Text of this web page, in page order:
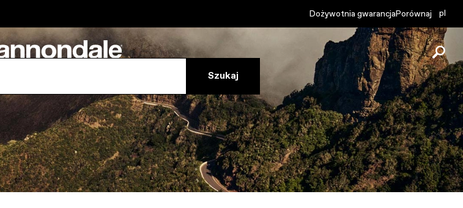
Dożywotnia gwarancjaPorównaj pl